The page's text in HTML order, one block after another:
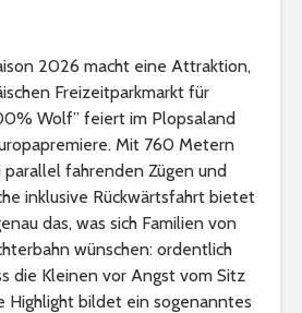
2026 macht eine Attraktion,
Freizeitparkmarkt für
Wolf” feiert im Plopsaland
Mit 760 Metern
parallel fahrenden Zügen und
inklusive Rückwärtsfahrt bietet
das, was sich Familien von
wünschen: ordentlich
die Kleinen vor Angst vom Sitz
Highlight bildet ein sogenanntes